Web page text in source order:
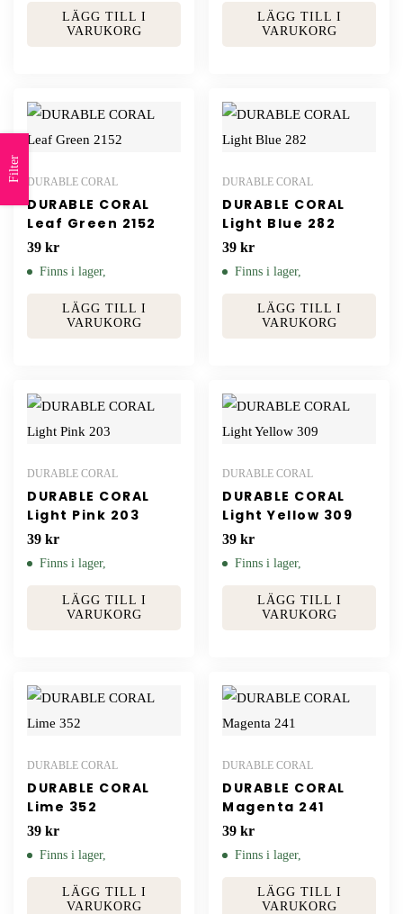
Filter
LÄGG TILL I
VARUKORG
LÄGG TILL I
VARUKORG
DURABLE CORAL
DURABLE CORAL
Leaf Green 2152
39 kr
Finns i lager,
LÄGG TILL I
VARUKORG
DURABLE CORAL
DURABLE CORAL
Light Blue 282
39 kr
Finns i lager,
LÄGG TILL I
VARUKORG
DURABLE CORAL
DURABLE CORAL
Light Pink 203
39 kr
Finns i lager,
LÄGG TILL I
VARUKORG
DURABLE CORAL
DURABLE CORAL
Light Yellow 309
39 kr
Finns i lager,
LÄGG TILL I
VARUKORG
DURABLE CORAL
DURABLE CORAL
Lime 352
39 kr
Finns i lager,
LÄGG TILL I
VARUKORG
DURABLE CORAL
DURABLE CORAL
Magenta 241
39 kr
Finns i lager,
LÄGG TILL I
VARUKORG